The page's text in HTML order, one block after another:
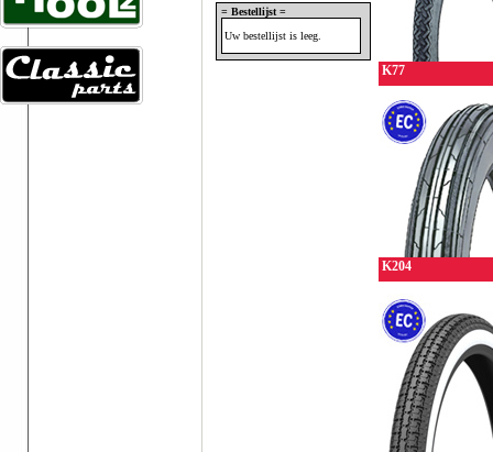
= Bestellijst =
Uw bestellijst is leeg.
K77
K204